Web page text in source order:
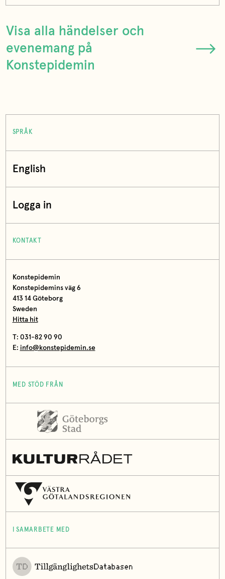
Visa alla händelser och
evenemang på
Konstepidemin
SPRÅK
English
Logga in
KONTAKT
Konstepidemin
Konstepidemins väg 6
413 14 Göteborg
Sweden
Hitta hit
T: 031-82 90 90
E: info@konstepidemin.se
MED STÖD FRÅN
I SAMARBETE MED